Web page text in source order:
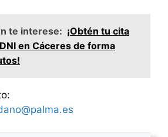
te interese: ¡Obtén tu cita
en Cáceres de forma